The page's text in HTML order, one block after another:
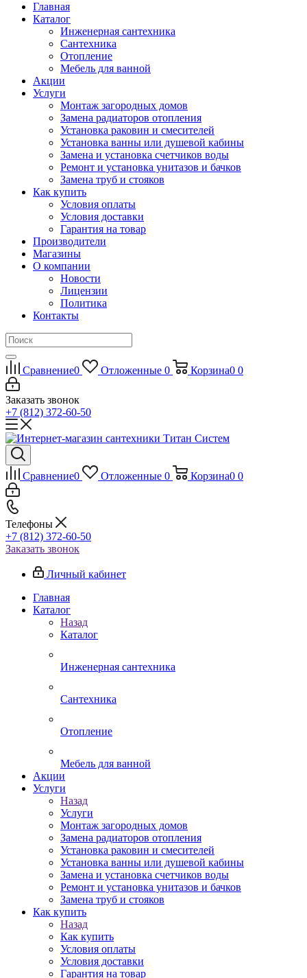
Главная
Каталог
Инженерная сантехника
Сантехника
Отопление
Мебель для ванной
Акции
Услуги
Монтаж загородных домов
Замена радиаторов отопления
Установка раковин и смесителей
Установка ванны или душевой кабины
Замена и установка счетчиков воды
Ремонт и установка унитазов и бачков
Замена труб и стояков
Как купить
Условия оплаты
Условия доставки
Гарантия на товар
Производители
Магазины
О компании
Новости
Лицензии
Политика
Контакты
Сравнение0 Отложенные 0 Корзина0 0
Заказать звонок
+7 (812) 372-60-50
Сравнение0 Отложенные 0 Корзина0 0
Телефоны
+7 (812) 372-60-50
Заказать звонок
Личный кабинет
Главная
Каталог
Назад
Каталог
Инженерная сантехника
Сантехника
Отопление
Мебель для ванной
Акции
Услуги
Назад
Услуги
Монтаж загородных домов
Замена радиаторов отопления
Установка раковин и смесителей
Установка ванны или душевой кабины
Замена и установка счетчиков воды
Ремонт и установка унитазов и бачков
Замена труб и стояков
Как купить
Назад
Как купить
Условия оплаты
Условия доставки
Гарантия на товар